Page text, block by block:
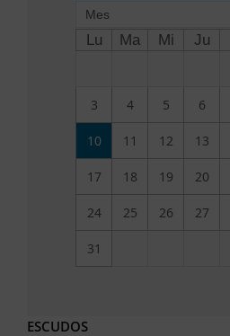
Mes
Lu Ma Mi Ju
3 4 5 6
10 11 12 13
17 18 19 20
24 25 26 27
31
ESCUDOS